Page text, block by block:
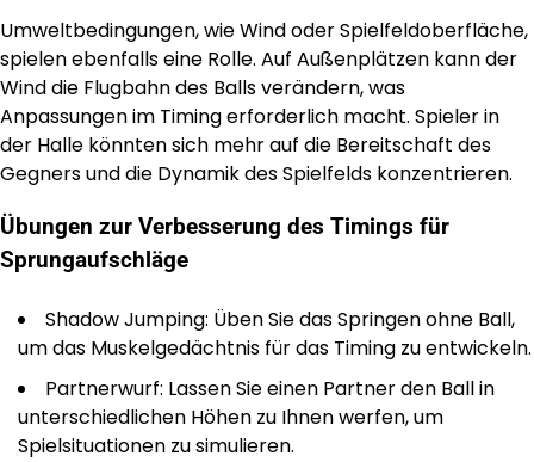
Umweltbedingungen, wie Wind oder Spielfeldoberfläche,
spielen ebenfalls eine Rolle. Auf Außenplätzen kann der
Wind die Flugbahn des Balls verändern, was
Anpassungen im Timing erforderlich macht. Spieler in
der Halle könnten sich mehr auf die Bereitschaft des
Gegners und die Dynamik des Spielfelds konzentrieren.
Übungen zur Verbesserung des Timings für
Sprungaufschläge
Shadow Jumping: Üben Sie das Springen ohne Ball,
um das Muskelgedächtnis für das Timing zu entwickeln.
Partnerwurf: Lassen Sie einen Partner den Ball in
unterschiedlichen Höhen zu Ihnen werfen, um
Spielsituationen zu simulieren.